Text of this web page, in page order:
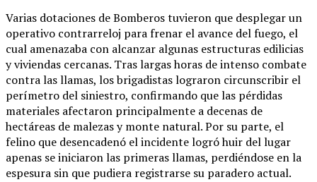
Varias dotaciones de Bomberos tuvieron que desplegar un
operativo contrarreloj para frenar el avance del fuego, el
cual amenazaba con alcanzar algunas estructuras edilicias
y viviendas cercanas. Tras largas horas de intenso combate
contra las llamas, los brigadistas lograron circunscribir el
perímetro del siniestro, confirmando que las pérdidas
materiales afectaron principalmente a decenas de
hectáreas de malezas y monte natural. Por su parte, el
felino que desencadenó el incidente logró huir del lugar
apenas se iniciaron las primeras llamas, perdiéndose en la
espesura sin que pudiera registrarse su paradero actual.